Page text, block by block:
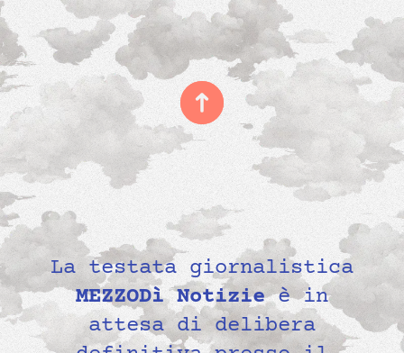
La testata giornalistica
MEZZODì Notizieè in
attesa di delibera